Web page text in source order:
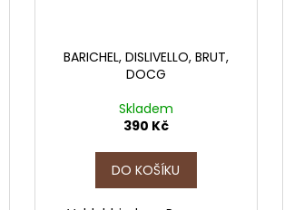
BARICHEL, DISLIVELLO, BRUT,
DOCG
Skladem
390 Kč
DO KOŠÍKU